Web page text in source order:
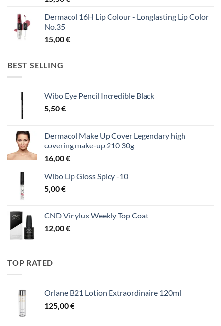
Dermacol 16H Lip Colour - Longlasting Lip Color
No.35
15,00€
BEST SELLING
Wibo Eye Pencil Incredible Black
5,50€
Dermacol Make Up Cover Legendary high
covering make-up 210 30g
16,00€
Wibo Lip Gloss Spicy -10
5,00€
CND Vinylux Weekly Top Coat
12,00€
TOP RATED
Orlane B21 Lotion Extraordinaire 120ml
125,00€